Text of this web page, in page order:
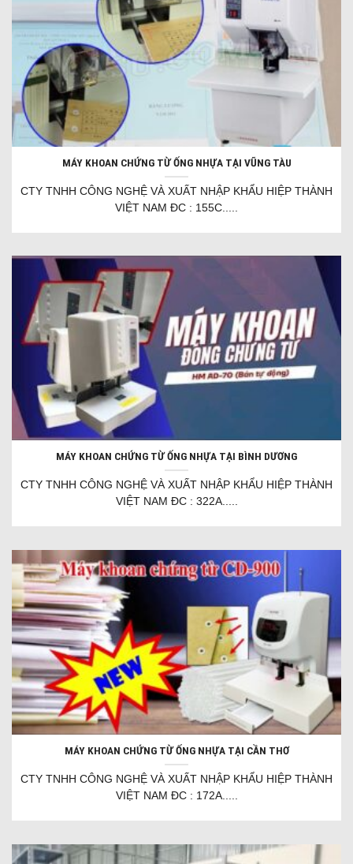
MÁY KHOAN CHỨNG TỪ ỐNG NHỰA TẠI VŨNG TÀU
CTY TNHH CÔNG NGHỆ VÀ XUẤT NHẬP KHẨU HIỆP THÀNH
VIỆT NAM ĐC : 155C.....
MÁY KHOAN CHỨNG TỪ ỐNG NHỰA TẠI BÌNH DƯƠNG
CTY TNHH CÔNG NGHỆ VÀ XUẤT NHẬP KHẨU HIỆP THÀNH
VIỆT NAM ĐC : 322A.....
MÁY KHOAN CHỨNG TỪ ỐNG NHỰA TẠI CẦN THƠ
CTY TNHH CÔNG NGHỆ VÀ XUẤT NHẬP KHẨU HIỆP THÀNH
VIỆT NAM ĐC : 172A.....